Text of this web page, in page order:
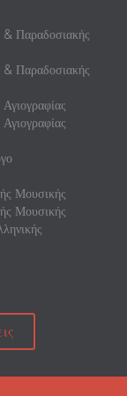
& Παραδοσιακής
& Παραδοσιακής
Μουσικής
Μουσικής